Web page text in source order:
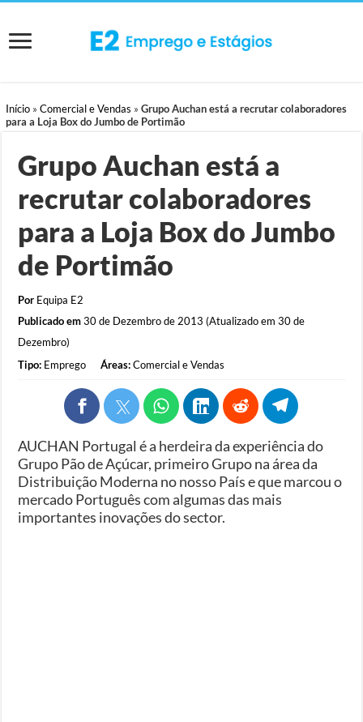
Início »Comercial e Vendas »Grupo Auchan está a recrutar colaboradores
para a Loja Box do Jumbo de Portimão
Grupo Auchan está a
recrutar colaboradores
para a Loja Box do Jumbo
de Portimão
Por Equipa E2
Publicado em30 de Dezembro de 2013 (Atualizado em 30 de
Dezembro)
Tipo: Emprego Áreas: Comercial e Vendas
AUCHAN Portugal é a herdeira da experiência do
Grupo Pão de Açúcar, primeiro Grupo na área da
Distribuição Moderna no nosso País e que marcou o
mercado Português com algumas das mais
importantes inovações do sector.